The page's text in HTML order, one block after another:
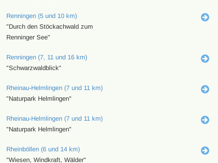
Renningen (5 und 10 km)
"Durch den Stöckachwald zum
Renninger See"
Renningen (7, 11 und 16 km)
"Schwarzwaldblick"
Rheinau-Helmlingen (7 und 11 km)
"Naturpark Helmlingen"
Rheinau-Helmlingen (7 und 11 km)
"Naturpark Helmlingen"
Rheinböllen (6 und 14 km)
"Wiesen, Windkraft, Wälder"